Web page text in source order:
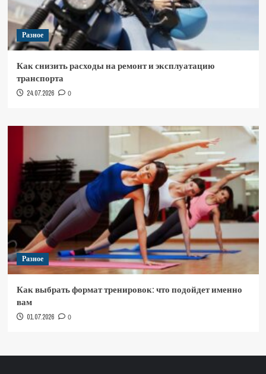
Разное
Как снизить расходы на ремонт и эксплуатацию
транспорта
24.07.2026 0
Разное
Как выбрать формат тренировок: что подойдет именно
вам
01.07.2026 0